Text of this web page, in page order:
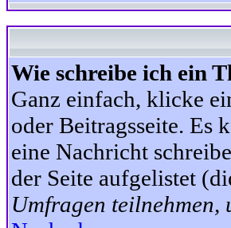
Wie schreibe ich ein
Ganz einfach, klicke
oder Beitragsseite. Es
eine Nachricht
der Seite aufgelistet
Umfragen teilnehmen,